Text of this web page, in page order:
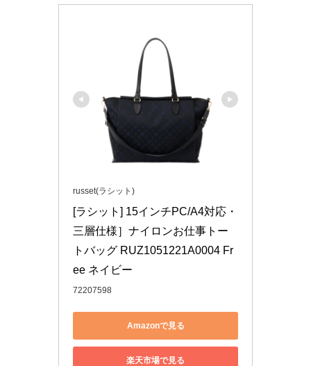
russet(ラシット)
[ラシット] 15インチPC/A4対応・
三層仕様］ナイロンお仕事トー
トバッグ RUZ1051221A0004 Fr
ee ネイビー
72207598
Amazonで見る
楽天市場で見る